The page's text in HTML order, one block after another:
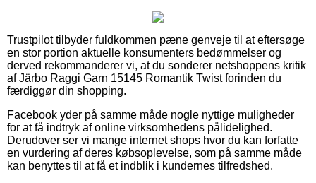
Trustpilot tilbyder fuldkommen pæne genveje til at eftersøge
en stor portion aktuelle konsumenters bedømmelser og
derved rekommanderer vi, at du sonderer netshoppens kritik
af Järbo Raggi Garn 15145 Romantik Twist forinden du
færdiggør din shopping.
Facebook yder på samme måde nogle nyttige muligheder
for at få indtryk af online virksomhedens pålidelighed.
Derudover ser vi mange internet shops hvor du kan forfatte
en vurdering af deres købsoplevelse, som på samme måde
kan benyttes til at få et indblik i kundernes tilfredshed.